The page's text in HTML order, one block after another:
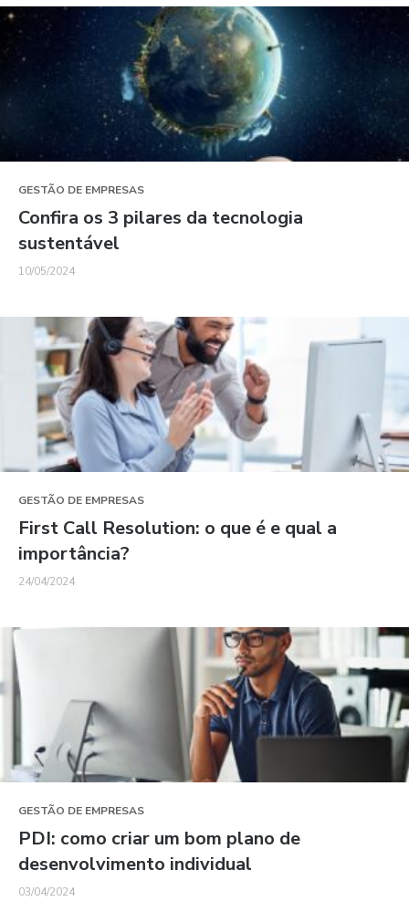
GESTÃO DE EMPRESAS
Confira os 3 pilares da tecnologia
sustentável
10/05/2024
GESTÃO DE EMPRESAS
First Call Resolution: o que é e qual a
importância?
24/04/2024
GESTÃO DE EMPRESAS
PDI: como criar um bom plano de
desenvolvimento individual
03/04/2024